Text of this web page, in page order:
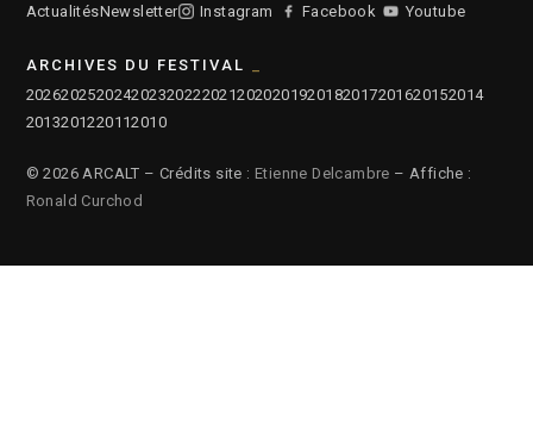
ActualitésNewsletter Instagram Facebook Youtube
ARCHIVES DU FESTIVAL
2026202520242023202220212020201920182017201620152014
2013201220112010
© 2026 ARCALT – Crédits site : Etienne Delcambre – Affiche :
Ronald Curchod